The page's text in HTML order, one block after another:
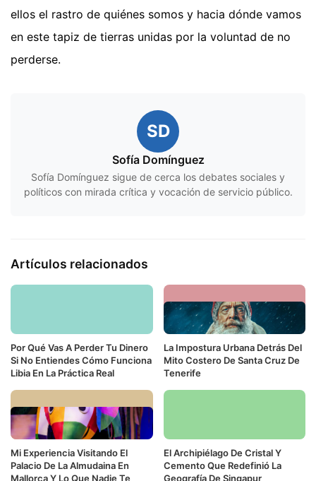
ellos el rastro de quiénes somos y hacia dónde vamos
en este tapiz de tierras unidas por la voluntad de no
perderse.
SD
Sofía Domínguez
Sofía Domínguez sigue de cerca los debates sociales y
políticos con mirada crítica y vocación de servicio público.
Artículos relacionados
Por Qué Vas A Perder Tu Dinero
Si No Entiendes Cómo Funciona
Libia En La Práctica Real
La Impostura Urbana Detrás Del
Mito Costero De Santa Cruz De
Tenerife
Mi Experiencia Visitando El
Palacio De La Almudaina En
Mallorca Y Lo Que Nadie Te
El Archipiélago De Cristal Y
Cemento Que Redefinió La
Geografía De Singapur